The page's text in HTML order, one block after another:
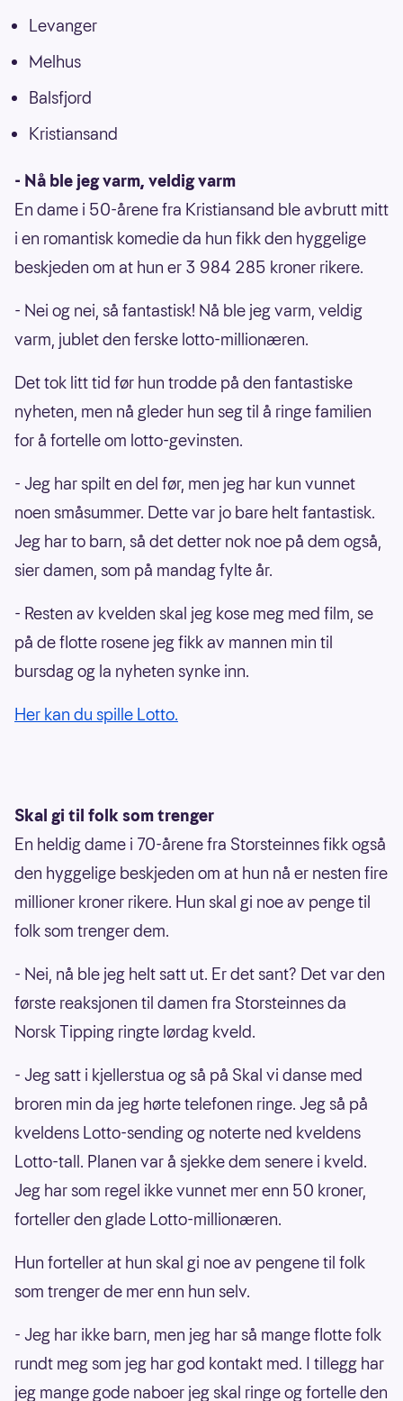
Levanger
Melhus
Balsfjord
Kristiansand
- Nå ble jeg varm, veldig varm
En dame i 50-årene fra Kristiansand ble avbrutt mitt
i en romantisk komedie da hun fikk den hyggelige
beskjeden om at hun er 3 984 285 kroner rikere.
- Nei og nei, så fantastisk! Nå ble jeg varm, veldig
varm, jublet den ferske lotto-millionæren.
Det tok litt tid før hun trodde på den fantastiske
nyheten, men nå gleder hun seg til å ringe familien
for å fortelle om lotto-gevinsten.
- Jeg har spilt en del før, men jeg har kun vunnet
noen småsummer. Dette var jo bare helt fantastisk.
Jeg har to barn, så det detter nok noe på dem også,
sier damen, som på mandag fylte år.
- Resten av kvelden skal jeg kose meg med film, se
på de flotte rosene jeg fikk av mannen min til
bursdag og la nyheten synke inn.
Her kan du spille Lotto.
Skal gi til folk som trenger
En heldig dame i 70-årene fra Storsteinnes fikk også
den hyggelige beskjeden om at hun nå er nesten fire
millioner kroner rikere. Hun skal gi noe av penge til
folk som trenger dem.
- Nei, nå ble jeg helt satt ut. Er det sant? Det var den
første reaksjonen til damen fra Storsteinnes da
Norsk Tipping ringte lørdag kveld.
- Jeg satt i kjellerstua og så på Skal vi danse med
broren min da jeg hørte telefonen ringe. Jeg så på
kveldens Lotto-sending og noterte ned kveldens
Lotto-tall. Planen var å sjekke dem senere i kveld.
Jeg har som regel ikke vunnet mer enn 50 kroner,
forteller den glade Lotto-millionæren.
Hun forteller at hun skal gi noe av pengene til folk
som trenger de mer enn hun selv.
- Jeg har ikke barn, men jeg har så mange flotte folk
rundt meg som jeg har god kontakt med. I tillegg har
jeg mange gode naboer jeg skal ringe og fortelle den